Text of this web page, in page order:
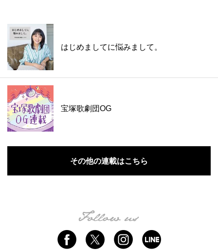
はじめましてに悩みまして。
宝塚歌劇団OG
その他の連載はこちら